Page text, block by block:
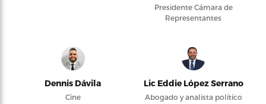
Presidente Cámara de
Representantes
Dennis Dávila
Cine
Lic Eddie López Serrano
Abogado y analista político